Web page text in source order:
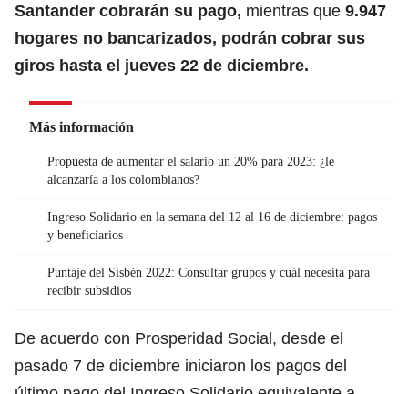
Santander cobrarán su pago, mientras que 9.947
hogares no bancarizados, podrán cobrar sus
giros hasta el jueves 22 de diciembre.
Más información
Propuesta de aumentar el salario un 20% para 2023: ¿le
alcanzaría a los colombianos?
Ingreso Solidario en la semana del 12 al 16 de diciembre: pagos
y beneficiarios
Puntaje del Sisbén 2022: Consultar grupos y cuál necesita para
recibir subsidios
De acuerdo con Prosperidad Social, desde el
pasado 7 de diciembre iniciaron los pagos del